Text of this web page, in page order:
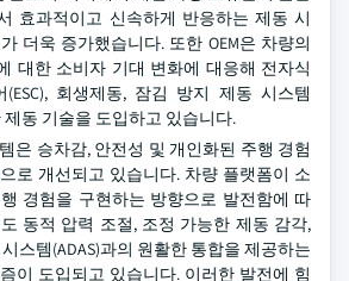
효과적이고 신속하게 반응하는 제동 시
더욱 증가했습니다. 또한 OEM은 차량의
대한 소비자 기대 변화에 대응해 전자식
회생제동, 잠김 방지 제동 시스템
제동 기술을 도입하고 있습니다.
은 승차감, 안전성 및 개인화된 주행 경험
로 개선되고 있습니다. 차량 플랫폼이 소
경험을 구현하는 방향으로 발전함에 따
동적 압력 조절, 조정 가능한 제동 감각,
스템(ADAS)과의 원활한 통합을 제공하는
이 도입되고 있습니다. 이러한 발전에 힘